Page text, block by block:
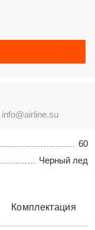
60
Черный лед
info@airline.su
Комплектация